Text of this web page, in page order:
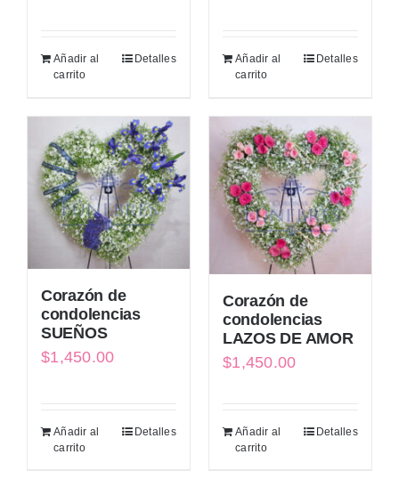
Añadir al
carrito
Detalles
Añadir al
carrito
Detalles
Corazón de
condolencias
SUEÑOS
$1,450.00
Añadir al
carrito
Detalles
Corazón de
condolencias
LAZOS DE AMOR
$1,450.00
Añadir al
carrito
Detalles